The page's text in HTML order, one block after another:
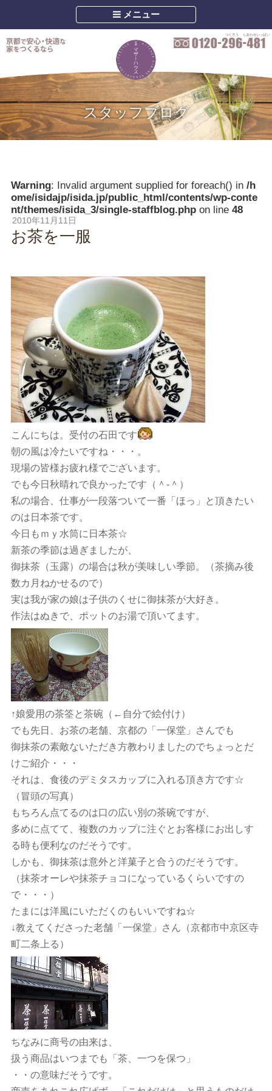
メニュー
スタッフブログ
Warning: Invalid argument supplied for foreach() in /h
ome/isidajp/isida.jp/public_html/contents/wp-conte
nt/themes/isida_3/single-staffblog.phpon line 48
2010年11月11日
お茶を一服
こんにちは。受付の石田です
朝の風は冷たいですね・・・。
現場の皆様お疲れ様でございます。
でも今日秋晴れで良かったです（＾-＾）
私の場合、仕事が一段落ついて一番「ほっ」と頂きたい
のは日本茶です。
今日もｍｙ水筒に日本茶☆
新茶の季節は過ぎましたが、
御抹茶（玉露）の場合は秋が美味しい季節。（茶摘み後
数カ月ねかせるので）
実は我が家の娘は子供のくせに御抹茶が大好き。
作法はぬきで、ポットのお湯で頂いてます。
↑娘愛用の茶筌と茶碗（←自分で絵付け）
でも先日、お茶の老舗、京都の「一保堂」さんでも
御抹茶の素敵ないただき方教わりましたのでちょっとだ
けご紹介・・・
それは、食後のデミタスカップに入れる頂き方です☆
（冒頭の写真）
もちろん点てるのは口の広い別の茶碗ですが、
多めに点てて、複数のカップに注ぐとお客様にお出しす
る時も便利なのだそうです。
しかも、御抹茶は意外と洋菓子と合うのだそうです。
（抹茶オーレや抹茶チョコになっているくらいですの
で・・・）
たまには洋風にいただくのもいいですね☆
↓教えてくださった老舗「一保堂」さん（京都市中京区寺
町二条上る）
ちなみに商号の由来は、
扱う商品はいつまでも「茶、一つを保つ」
・・の意味だそうです。